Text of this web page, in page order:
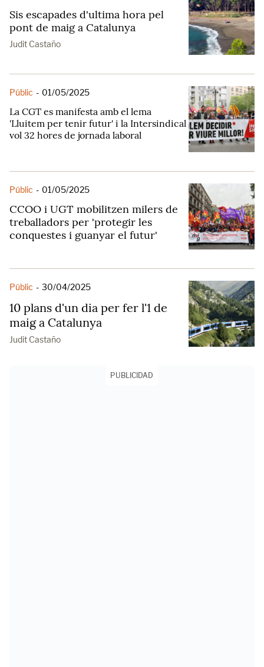
Sis escapades d'ultima hora pel
pont de maig a Catalunya
Judit Castaño
Públic - 01/05/2025
La CGT es manifesta amb el lema
'Lluitem per tenir futur' ​i la Intersindical
vol 32 hores de jornada laboral
Públic - 01/05/2025
CCOO i UGT mobilitzen milers de
treballadors per 'protegir les
conquestes i guanyar el futur'
Públic - 30/04/2025
10 plans d'un dia per fer l'1 de
maig a Catalunya
Judit Castaño
PUBLICIDAD